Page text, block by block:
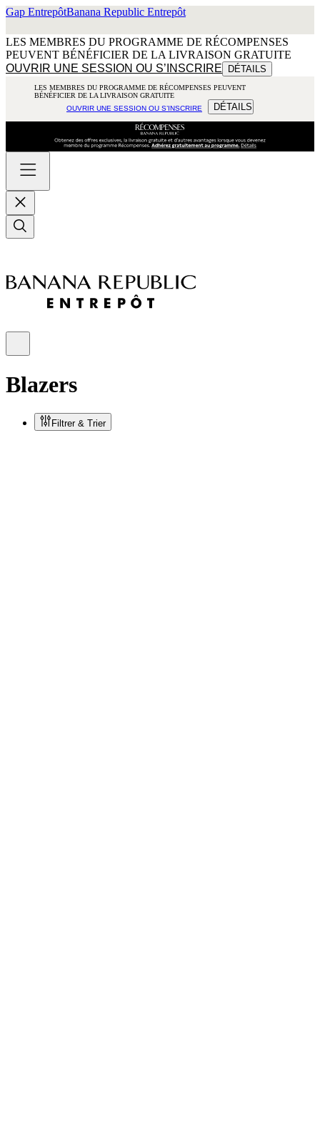
Gap EntrepôtBanana Republic Entrepôt
LES MEMBRES DU PROGRAMME DE RÉCOMPENSES
PEUVENT BÉNÉFICIER DE LA LIVRAISON GRATUITE
OUVRIR UNE SESSION OU S’INSCRIRE
DÉTAILS
LES MEMBRES DU PROGRAMME DE RÉCOMPENSES PEUVENT
BÉNÉFICIER DE LA LIVRAISON GRATUITE
OUVRIR UNE SESSION OU S’INSCRIRE
DÉTAILS
Blazers
Filtrer & Trier